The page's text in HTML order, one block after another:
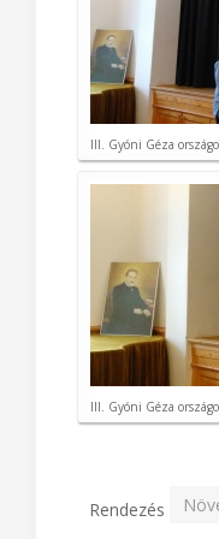
III. Gyóni Géza
III. Gyóni Géza
Rendezés